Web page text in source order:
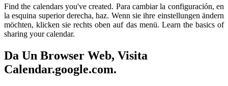
Find the calendars you've created. Para cambiar la configuración, en
la esquina superior derecha, haz. Wenn sie ihre einstellungen ändern
möchten, klicken sie rechts oben auf das menü. Learn the basics of
sharing your calendar.
Da Un Browser Web, Visita
Calendar.google.com.